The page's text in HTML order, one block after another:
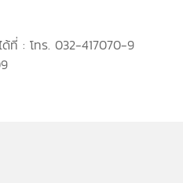
ด้ที่ : โทร. 032-417070-9